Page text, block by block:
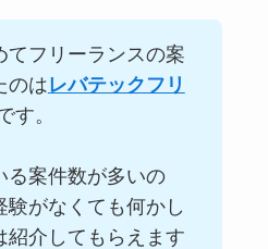
てフリーランスの案
のはレバテックフリ
す。
る案件数が多いの
験がなくても何かし
紹介してもらえます